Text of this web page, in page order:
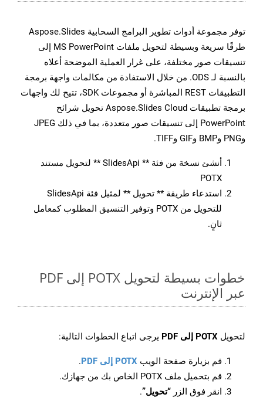
توفر مجموعة أدوات تطوير البرامج السحابية Aspose.Slides
طرقًا سريعة وبسيطة لتحويل ملفات MS PowerPoint إلى
تنسيقات صور مختلفة، على غرار العملية الموضحة أعلاه
بالنسبة لـ ODS. من خلال الاستفادة من مكالمات واجهة برمجة
التطبيقات REST المباشرة أو مجموعات SDK، تتيح لك واجهات
برمجة تطبيقات Aspose.Slides Cloud تحويل شرائح
PowerPoint إلى تنسيقات صور متعددة، بما في ذلك JPEG
وPNG وBMP وGIF وTIFF.
أنشئ نسخة من فئة ** SlidesApi ** لتحويل مستند
POTX
استدعاء طريقة ** تحويل ** لمثيل فئة SlidesApi
للتحويل من POTX وتوفير التنسيق المطلوب كمعامل
ثانٍ.
خطوات بسيطة لتحويل POTX إلى PDF
عبر الإنترنت
لتحويل POTX إلى PDF يرجى اتباع الخطوات التالية:
قم بزيارة صفحة الويب POTX إلى PDF
.
قم بتحميل ملف POTX الخاص بك من جهازك.
انقر فوق الزر “تحويل”.